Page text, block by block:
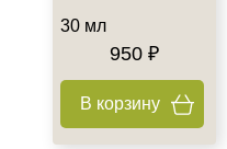
Класс косметики
Домашняя
Профессиональная
30 мл
950 ₽
В корзину